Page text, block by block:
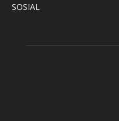
SOSIAL